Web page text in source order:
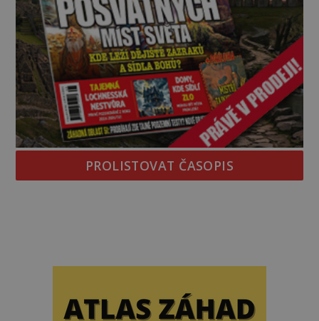
PROLISTOVAT ČASOPIS